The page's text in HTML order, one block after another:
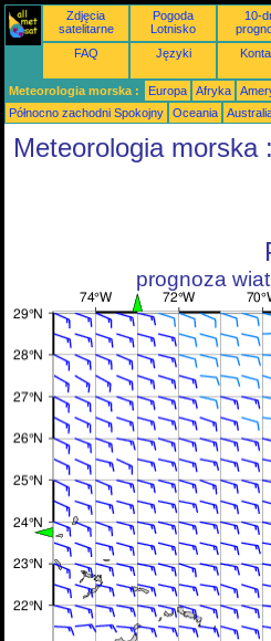
Zdjęcia
satelitarne
Pogoda
Lotnisko
10-
FAQ Języki
Meteorologia morska : Europa Afryka
Północno zachodni Spokojny
Oceania
Meteorologia morska
prognoza